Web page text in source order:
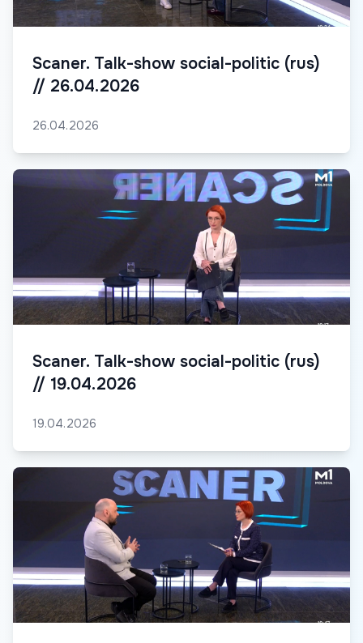
Scaner. Talk-show social-politic (rus)
// 26.04.2026
26.04.2026
Scaner. Talk-show social-politic (rus)
// 19.04.2026
19.04.2026